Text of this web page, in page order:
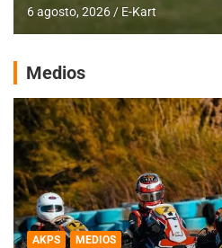
6 agosto, 2026 E-Kart
Medios
AKPS MEDIOS